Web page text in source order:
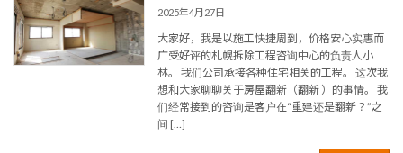
2025年4月27日
大家好，我是以施工快捷周到，价格安心实惠而
广受好评的札幌拆除工程咨询中心的负责人小
林。 我们公司承接各种住宅相关的工程。 这次我
想和大家聊聊关于房屋翻新（翻新 ）的事情。 我
们经常接到的咨询是客户在“重建还是翻新？”之
间 […]